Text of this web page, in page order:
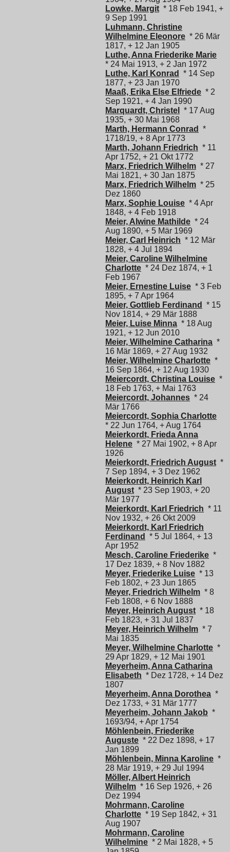
Lowke, Margit * 18 Feb 1941, +
9 Sep 1991
Luhmann, Christine
Wilhelmine Eleonore * 26 Mär
1817, + 12 Jan 1905
Luthe, Anna Friederike Marie
* 24 Mai 1913, + 2 Jan 1972
Luthe, Karl Konrad
* 14 Sep
1877, + 23 Jan 1970
Maaß, Erika Else Elfriede * 2
Sep 1921, + 4 Jan 1990
Marquardt, Christel
* 17 Aug
1935, + 30 Mai 1968
Marth, Hermann Conrad
*
1718/19, + 8 Apr 1773
Marth, Johann Friedrich * 11
Apr 1752, + 21 Okt 1772
Marx, Friedrich Wilhelm * 27
Mai 1821, + 30 Jan 1875
Marx, Friedrich Wilhelm * 25
Dez 1860
Marx, Sophie Louise * 4 Apr
1848, + 4 Feb 1918
Meier, Alwine Mathilde * 24
Aug 1890, + 5 Mär 1969
Meier, Carl Heinrich * 12 Mär
1828, + 4 Jul 1894
Meier, Caroline Wilhelmine
Charlotte * 24 Dez 1874, + 1
Feb 1967
Meier, Ernestine Luise * 3 Feb
1895, + 7 Apr 1964
Meier, Gottlieb Ferdinand
* 15
Nov 1814, + 29 Mär 1888
Meier, Luise Minna * 18 Aug
1921, + 12 Jun 2010
Meier, Wilhelmine Catharina *
16 Mär 1869, + 27 Aug 1932
Meier, Wilhelmine Charlotte *
16 Sep 1864, + 12 Aug 1930
Meiercordt, Christina Louise *
18 Feb 1763, + Mai 1763
Meiercordt, Johannes * 24
Mär 1766
Meiercordt, Sophia Charlotte
* 22 Jun 1764, + Aug 1764
Meierkordt, Frieda Anna
Helene * 27 Mai 1902, + 8 Apr
1926
Meierkordt, Friedrich August *
7 Sep 1894, + 3 Dez 1962
Meierkordt, Heinrich Karl
August * 23 Sep 1903, + 20
Mär 1977
Meierkordt, Karl Friedrich * 11
Nov 1932, + 26 Okt 2009
Meierkordt, Karl Friedrich
Ferdinand
* 5 Jul 1864, + 13
Apr 1952
Mesch, Caroline Friederike *
17 Dez 1839, + 8 Nov 1882
Meyer, Friederike Luise * 13
Feb 1802, + 23 Jun 1865
Meyer, Friedrich Wilhelm * 8
Feb 1808, + 6 Nov 1888
Meyer, Heinrich August * 18
Feb 1823, + 31 Jul 1837
Meyer, Heinrich Wilhelm * 7
Mai 1835
Meyer, Wilhelmine Charlotte *
29 Apr 1829, + 12 Mai 1901
Meyerheim, Anna Catharina
Elisabeth * Dez 1728, + 14 Dez
1807
Meyerheim, Anna Dorothea *
Dez 1733, + 31 Mär 1777
Meyerheim, Johann Jakob *
1693/94, + Apr 1754
Möhlenbein, Friederike
Auguste * 22 Dez 1898, + 17
Jan 1899
Möhlenbein, Minna Karoline *
28 Mär 1919, + 29 Jul 1994
Möller, Albert Heinrich
Wilhelm * 16 Sep 1926, + 26
Dez 1994
Mohrmann, Caroline
Charlotte * 19 Sep 1842, + 31
Aug 1907
Mohrmann, Caroline
Wilhelmine * 2 Mai 1828, + 5